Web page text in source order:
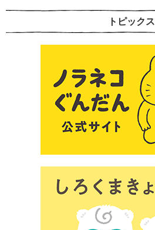
トピックス